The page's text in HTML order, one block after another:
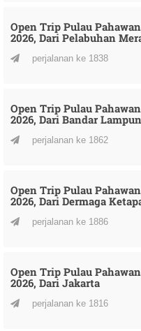
Open Trip Pulau
2026, Dari Pelabuhan
perjalanan ke 1838
Open Trip Pulau
2026, Dari Bandar
perjalanan ke 1862
Open Trip Pulau
2026, Dari Dermaga
perjalanan ke 1886
Open Trip Pulau
2026, Dari Jakarta
perjalanan ke 1816